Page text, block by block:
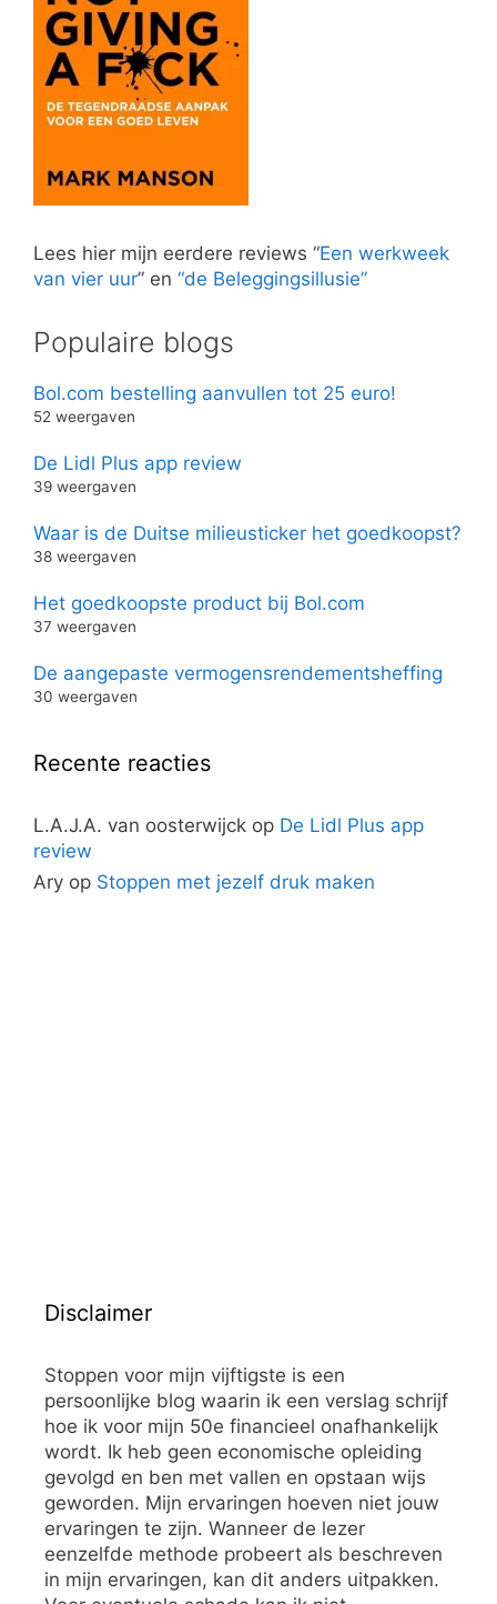
Lees hier mijn eerdere reviews “Een werkweek
van vier uur” en “de Beleggingsillusie”
Populaire blogs
Bol.com bestelling aanvullen tot 25 euro!
52 weergaven
De Lidl Plus app review
39 weergaven
Waar is de Duitse milieusticker het goedkoopst?
38 weergaven
Het goedkoopste product bij Bol.com
37 weergaven
De aangepaste vermogensrendementsheffing
30 weergaven
Recente reacties
L.A.J.A. van oosterwijck op De Lidl Plus app
review
Ary op Stoppen met jezelf druk maken
Disclaimer
Stoppen voor mijn vijftigste is een
persoonlijke blog waarin ik een verslag schrijf
hoe ik voor mijn 50e financieel onafhankelijk
wordt. Ik heb geen economische opleiding
gevolgd en ben met vallen en opstaan wijs
geworden. Mijn ervaringen hoeven niet jouw
ervaringen te zijn. Wanneer de lezer
eenzelfde methode probeert als beschreven
in mijn ervaringen, kan dit anders uitpakken.